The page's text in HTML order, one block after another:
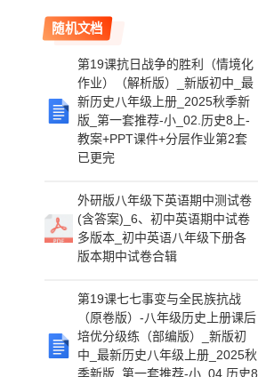
随机文档
第19课抗日战争的胜利（情境化
作业）（解析版）_新版初中_最
新历史八年级上册_2025秋季新
版_第一套推荐-小_02.历史8上-
教案+PPT课件+分层作业第2套
已更完
外研版八年级下英语期中测试卷
(含答案)_6、初中英语期中试卷
多版本_初中英语八年级下册各
版本期中试卷合辑
第19课七七事变与全民族抗战
（原卷版）-八年级历史上册课后
培优分级练（部编版）_新版初
中_最新历史八年级上册_2025秋
季新版_第一套推荐-小_04.历史8